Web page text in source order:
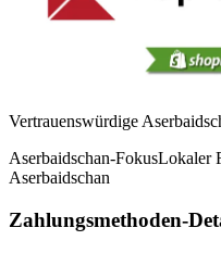
Vertrauenswürdige
Aserbaidschan-FokusLokaler
Aserbaidschan
Zahlungsmethoden-